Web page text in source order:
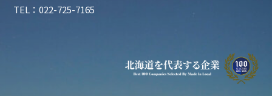
TEL：022-725-7165